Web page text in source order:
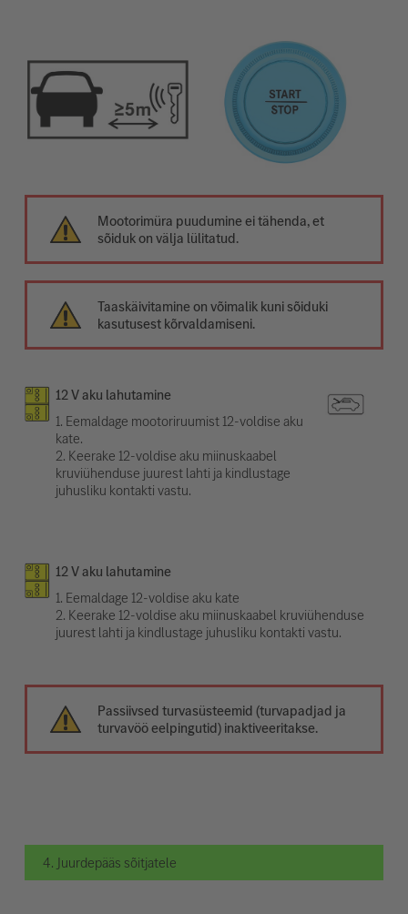
Mootorimüra puudumine ei tähenda, et
sõiduk on välja lülitatud.
Taaskäivitamine on võimalik kuni sõiduki
kasutusest kõrvaldamiseni.
12 V aku lahutamine
1. Eemaldage mootoriruumist 12-voldise aku
kate.
2. Keerake 12-voldise aku miinuskaabel
kruviühenduse juurest lahti ja kindlustage
juhusliku kontakti vastu.
12 V aku lahutamine
1. Eemaldage 12-voldise aku kate
2. Keerake 12-voldise aku miinuskaabel kruviühenduse
juurest lahti ja kindlustage juhusliku kontakti vastu.
Passiivsed turvasüsteemid (turvapadjad ja
turvavöö eelpingutid) inaktiveeritakse.
4. Juurdepääs sõitjatele